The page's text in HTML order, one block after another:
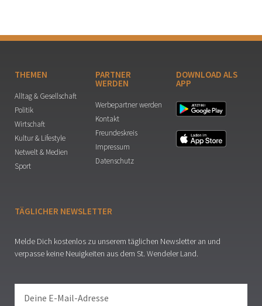
THEMEN
Alltag & Gesellschaft
Politik
Wirtschaft
Kultur & Lifestyle
Netwelt & Medien
Sport
PARTNER
WERDEN
Werbepartner werden
Kontakt
Freundeskreis
Impressum
Datenschutz
DOWNLOAD ALS
APP
TÄGLICHER NEWSLETTER
Melde Dich kostenlos zu unserem täglichen Newsletter an und
verpasse keine Neuigkeiten aus dem St. Wendeler Land.